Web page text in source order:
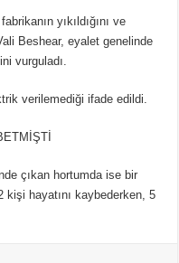
yıkıldığını ve
Beshear, eyalet genelinde
vurguladı.
verilemediği ifade edildi.
çıkan hortumda ise bir
kişi hayatını kaybederken, 5